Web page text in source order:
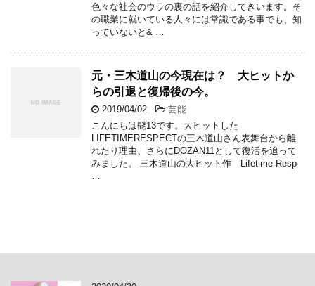
色々な社会のウラの裏の話を紹介してきいます。そ
の職業に就いている人々には常識である事でも、知
っていないと& …
元・三木道山の今現在は？ 大ヒットか
らの引退と復帰後の今。
2019/04/02 -芸能
こんにちは髭13です。大ヒットした
LIFETIMERESPECTの三木道山さん表舞台から離
れたり理由、さらにDOZAN11として復活を追って
みました。 三木道山の大ヒット作 Lifetime Resp